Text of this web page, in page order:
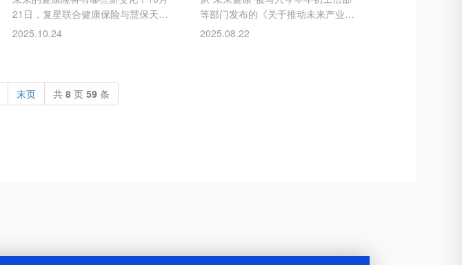
21日，复星联合健康保险与慧保天下
联合主办的“2025大健康生态融合发
监会副主席梁涛从政策层面指出，近
日，金融监管总局发布《关于推动健
2025.10.24
等部门发布的《关于推动未来产业创
新发展的实施意见》，到近日国家中
2025.08.22
末页 共 8页 59条